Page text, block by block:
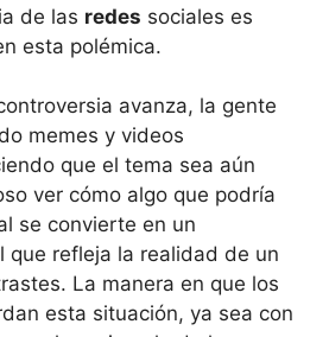
de las redes sociales es
esta polémica.
avanza, la gente
memes y videos
que el tema sea aún
ver cómo algo que podría
se convierte en un
que refleja la realidad de un
La manera en que los
esta situación, ya sea con